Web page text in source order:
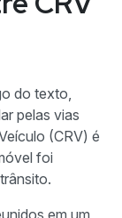
do texto,
pelas vias
(CRV) é
foi
em um